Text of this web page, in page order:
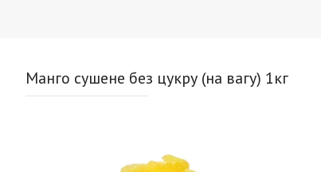
Манго сушене без цукру (на вагу) 1кг